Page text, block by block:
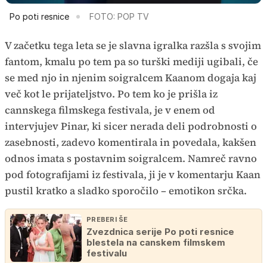
Po poti resnice FOTO: POP TV
V začetku tega leta se je slavna igralka razšla s svojim
fantom, kmalu po tem pa so turški mediji ugibali, če
se med njo in njenim soigralcem Kaanom dogaja kaj
več kot le prijateljstvo. Po tem ko je prišla iz
cannskega filmskega festivala, je v enem od
intervjujev Pinar, ki sicer nerada deli podrobnosti o
zasebnosti, zadevo komentirala in povedala, kakšen
odnos imata s postavnim soigralcem. Namreč ravno
pod fotografijami iz festivala, ji je v komentarju Kaan
pustil kratko a sladko sporočilo – emotikon srčka.
PREBERI ŠE
Zvezdnica serije Po poti resnice
blestela na canskem filmskem
festivalu